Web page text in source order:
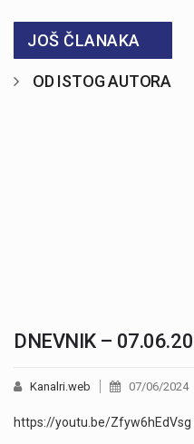
JOŠ ČLANAKA
OD ISTOG AUTORA
DNEVNIK –
Kanalri.web 07/06/2024
https://youtu.be/Zfyw6hEdVsg